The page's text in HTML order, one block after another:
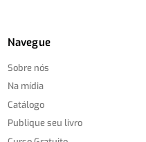
Navegue
Sobre nós
Na mídia
Catálogo
Publique seu livro